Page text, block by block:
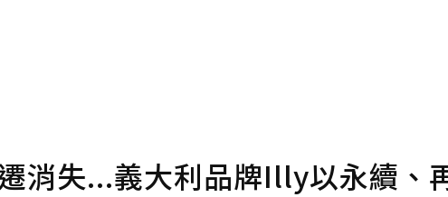
消失...義大利品牌Illy以永續、